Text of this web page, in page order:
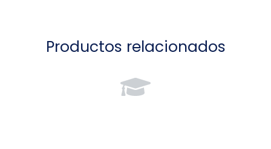
Productos relacionados